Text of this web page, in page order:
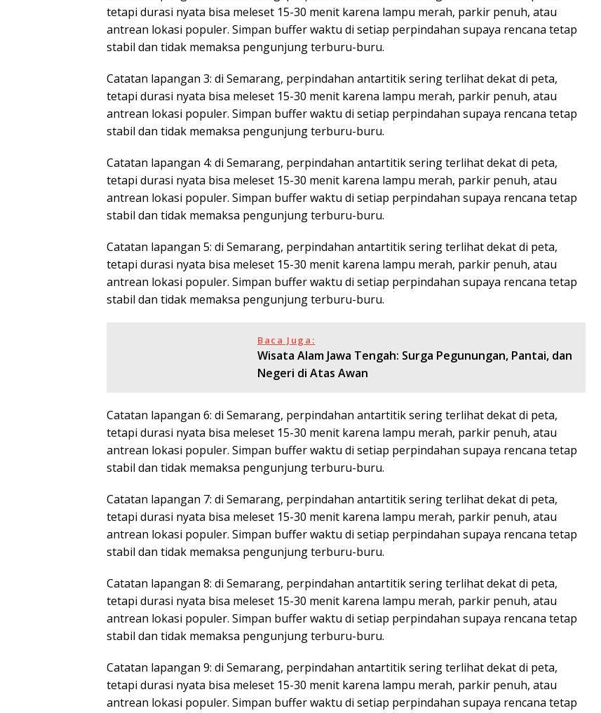
tetapi durasi nyata bisa meleset 15-30 menit karena lampu merah, parkir penuh, atau
antrean lokasi populer. Simpan buffer waktu di setiap perpindahan supaya rencana tetap
stabil dan tidak memaksa pengunjung terburu-buru.
Catatan lapangan 3: di Semarang, perpindahan antartitik sering terlihat dekat di peta,
tetapi durasi nyata bisa meleset 15-30 menit karena lampu merah, parkir penuh, atau
antrean lokasi populer. Simpan buffer waktu di setiap perpindahan supaya rencana tetap
stabil dan tidak memaksa pengunjung terburu-buru.
Catatan lapangan 4: di Semarang, perpindahan antartitik sering terlihat dekat di peta,
tetapi durasi nyata bisa meleset 15-30 menit karena lampu merah, parkir penuh, atau
antrean lokasi populer. Simpan buffer waktu di setiap perpindahan supaya rencana tetap
stabil dan tidak memaksa pengunjung terburu-buru.
Catatan lapangan 5: di Semarang, perpindahan antartitik sering terlihat dekat di peta,
tetapi durasi nyata bisa meleset 15-30 menit karena lampu merah, parkir penuh, atau
antrean lokasi populer. Simpan buffer waktu di setiap perpindahan supaya rencana tetap
stabil dan tidak memaksa pengunjung terburu-buru.
Baca Juga:
Wisata Alam Jawa Tengah: Surga Pegunungan, Pantai, dan
Negeri di Atas Awan
Catatan lapangan 6: di Semarang, perpindahan antartitik sering terlihat dekat di peta,
tetapi durasi nyata bisa meleset 15-30 menit karena lampu merah, parkir penuh, atau
antrean lokasi populer. Simpan buffer waktu di setiap perpindahan supaya rencana tetap
stabil dan tidak memaksa pengunjung terburu-buru.
Catatan lapangan 7: di Semarang, perpindahan antartitik sering terlihat dekat di peta,
tetapi durasi nyata bisa meleset 15-30 menit karena lampu merah, parkir penuh, atau
antrean lokasi populer. Simpan buffer waktu di setiap perpindahan supaya rencana tetap
stabil dan tidak memaksa pengunjung terburu-buru.
Catatan lapangan 8: di Semarang, perpindahan antartitik sering terlihat dekat di peta,
tetapi durasi nyata bisa meleset 15-30 menit karena lampu merah, parkir penuh, atau
antrean lokasi populer. Simpan buffer waktu di setiap perpindahan supaya rencana tetap
stabil dan tidak memaksa pengunjung terburu-buru.
Catatan lapangan 9: di Semarang, perpindahan antartitik sering terlihat dekat di peta,
tetapi durasi nyata bisa meleset 15-30 menit karena lampu merah, parkir penuh, atau
antrean lokasi populer. Simpan buffer waktu di setiap perpindahan supaya rencana tetap